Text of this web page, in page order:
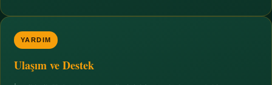
YARDIM
Ulaşım ve Destek